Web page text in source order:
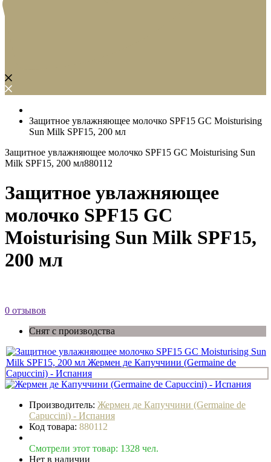
Защитное увлажняющее молочко SPF15 GC Moisturising
Sun Milk SPF15, 200 мл
Защитное увлажняющее молочко SPF15 GC Moisturising Sun
Milk SPF15, 200 мл880112
Защитное увлажняющее
молочко SPF15 GC
Moisturising Sun Milk SPF15,
200 мл
0 отзывов
Снят с производства
Производитель: Жермен де Капуччини (Germaine de
Capuccini) - Испания
Код товара: 880112
Смотрели этот товар: 1328 чел.
Нет в наличии